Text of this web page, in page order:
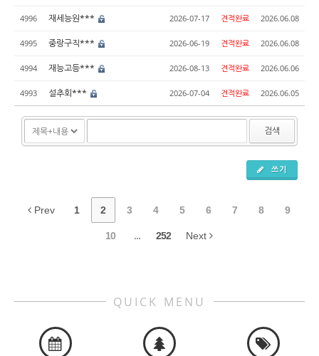
4996 재세능원*** 2026-07-17 견적완료 2026.06.08
4995 중랑구직*** 2026-06-19 견적완료 2026.06.08
4994 재능고등*** 2026-08-13 견적완료 2026.06.06
4993 설추회*** 2026-07-04 견적완료 2026.06.05
검색
쓰기
Prev 1 2 3 4 5 6 7 8 9
10 ... 252 Next
QUICK MENU